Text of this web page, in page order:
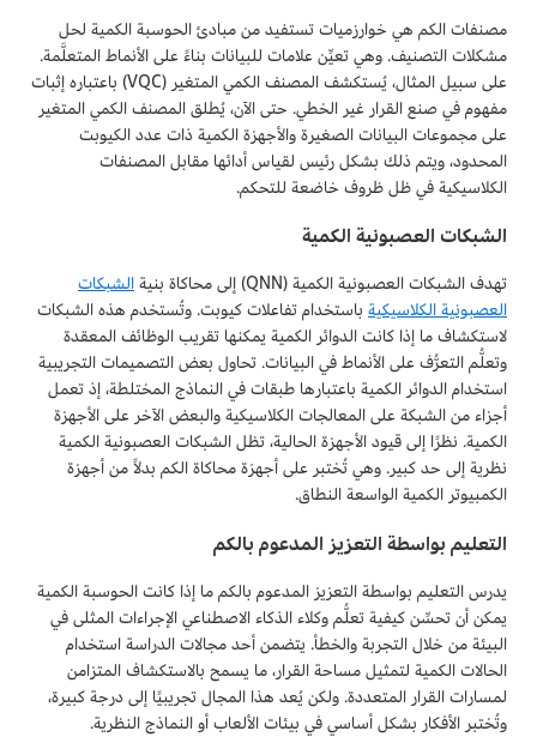
مصنفات الكم هي خوارزميات تستفيد من مبادئ الحوسبة الكمية لحل
مشكلات التصنيف. وهي تعيِّن علامات للبيانات بناءً على الأنماط المتعلَّمة.
على سبيل المثال، يُستكشف المصنف الكمي المتغير (VQC) باعتباره إثبات
مفهوم في صنع القرار غير الخطي. حتى الآن، يُطلق المصنف الكمي المتغير
على مجموعات البيانات الصغيرة والأجهزة الكمية ذات عدد الكيوبت
المحدود، ويتم ذلك بشكل رئيس لقياس أدائها مقابل المصنفات
الكلاسيكية في ظل ظروف خاضعة للتحكم.
الشبكات العصبونية الكمية
تهدف الشبكات العصبونية الكمية (QNN) إلى محاكاة بنية
الشبكات
العصبونية الكلاسيكية باستخدام تفاعلات كيوبت. وتُستخدم هذه الشبكات
لاستكشاف ما إذا كانت الدوائر الكمية يمكنها تقريب الوظائف المعقدة
وتعلُّم التعرُّف على الأنماط في البيانات. تحاول بعض التصميمات التجريبية
استخدام الدوائر الكمية باعتبارها طبقات في النماذج المختلطة، إذ تعمل
أجزاء من الشبكة على المعالجات الكلاسيكية والبعض الآخر على الأجهزة
الكمية. نظرًا إلى قيود الأجهزة الحالية، تظل الشبكات العصبونية الكمية
نظرية إلى حد كبير. وهي تُختبر على أجهزة محاكاة الكم بدلاً من أجهزة
الكمبيوتر الكمية الواسعة النطاق.
التعليم بواسطة التعزيز المدعوم بالكم
يدرس التعليم بواسطة التعزيز المدعوم بالكم ما إذا كانت الحوسبة الكمية
يمكن أن تحسِّن كيفية تعلُّم وكلاء الذكاء الاصطناعي الإجراءات المثلى في
البيئة من خلال التجربة والخطأ. يتضمن أحد مجالات الدراسة استخدام
الحالات الكمية لتمثيل مساحة القرار، ما يسمح بالاستكشاف المتزامن
لمسارات القرار المتعددة. ولكن يُعد هذا المجال تجريبيًا إلى درجة كبيرة،
وتُختبر الأفكار بشكل أساسي في بيئات الألعاب أو النماذج النظرية.